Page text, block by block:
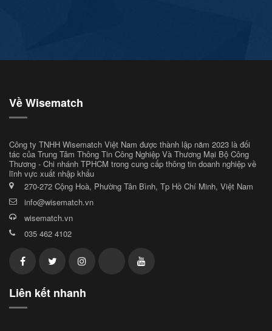
Về Wisematch
Công ty TNHH Wisematch Việt Nam được thành lập năm 2023 là đối
tác của Trung Tâm Thông Tin Công Nghiệp Và Thương Mại Bộ Công
Thương - Chi nhánh TPHCM trong cung cấp thông tin doanh nghiệp về
lĩnh vực xuất nhập khẩu
270-272 Cộng Hoà, Phường Tân Bình, Tp Hồ Chí Minh, Việt Nam
info@wisematch.vn
wisematch.vn
035 462 4102
Liên kết nhanh